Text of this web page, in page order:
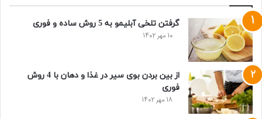
گرفتن تلخی آبلیمو به 5 روش ساده و فوری
10 مهر 1402
از بین بردن بوی سیر در غذا و دهان با 4 روش
فوری
18 مهر 1402